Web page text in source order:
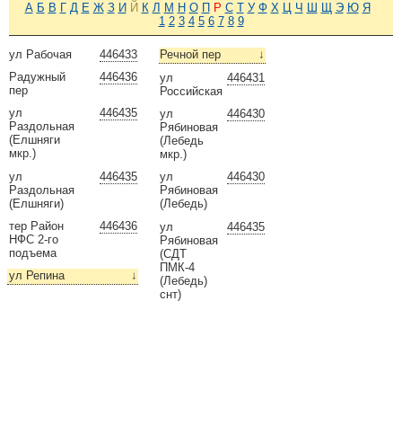
А Б В Г Д Е Ж З И Й К Л М Н О П Р С Т У Ф Х Ц Ч Ш Щ Э Ю Я
1 2 3 4 5 6 7 8 9
446433
ул Рабочая
446436
Радужный
пер
446435
ул
Раздольная
(Елшняги
мкр.)
446435
ул
Раздольная
(Елшняги)
446436
тер Район
НФС 2-го
подъема
↓
ул Репина
↓
Речной пер
446431
ул
Российская
446430
ул
Рябиновая
(Лебедь
мкр.)
446430
ул
Рябиновая
(Лебедь)
446435
ул
Рябиновая
(СДТ
ПМК-4
(Лебедь)
снт)